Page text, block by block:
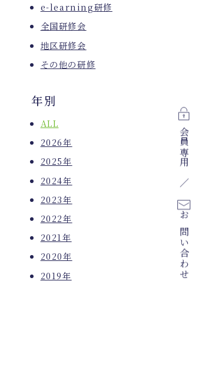
会員専用
お問い合わせ
e-learning研修
全国研修会
地区研修会
その他の研修
年別
ALL
2026年
2025年
2024年
2023年
2022年
2021年
2020年
2019年